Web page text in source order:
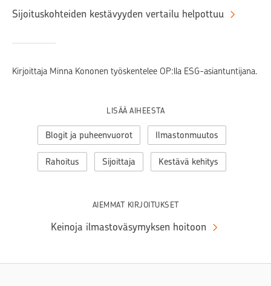
Sijoituskohteiden kestävyyden vertailu helpottuu
Kirjoittaja Minna Kononen työskentelee OP:lla ESG-asiantuntijana.
LISÄÄ AIHEESTA
Blogit ja puheenvuorot Ilmastonmuutos
Rahoitus Sijoittaja Kestävä kehitys
AIEMMAT KIRJOITUKSET
Keinoja ilmastoväsymyksen hoitoon